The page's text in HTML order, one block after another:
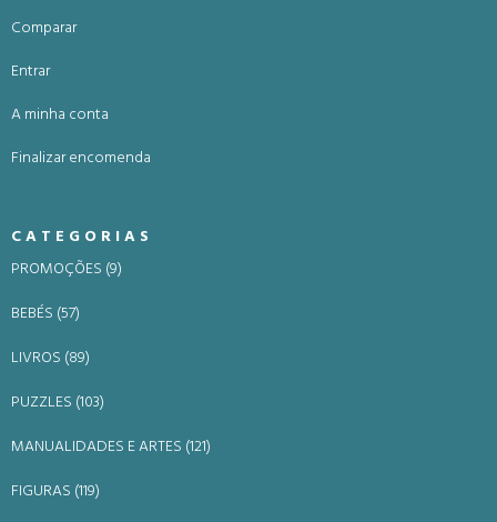
Comparar
Entrar
A minha conta
Finalizar encomenda
CATEGORIAS
PROMOÇÕES (9)
BEBÉS (57)
LIVROS (89)
PUZZLES (103)
MANUALIDADES E ARTES (121)
FIGURAS (119)